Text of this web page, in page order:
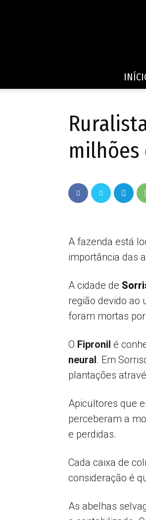
milhões
A fazenda está
importância das
A cidade de
região devido ao
foram mortas
O Fipronil é
neural. Em
plantações
Apicultores que
perceberam a
e perdidas.
Cada caixa de
consideração é
As abelhas